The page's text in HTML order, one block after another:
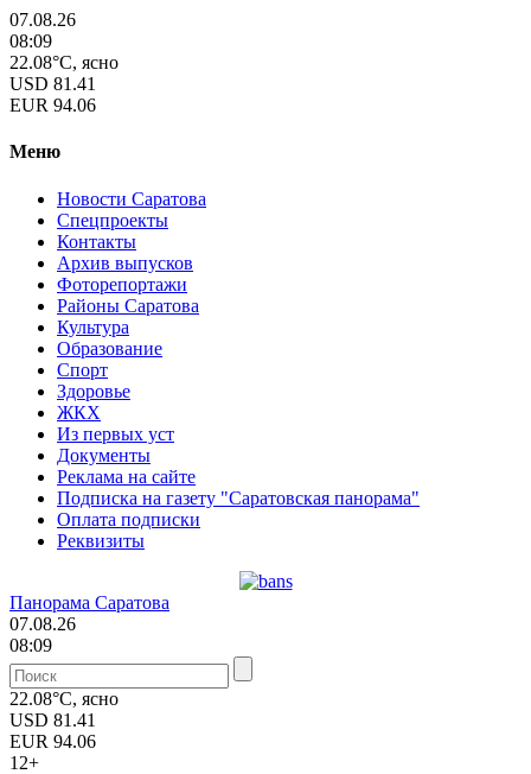
07.08.26
08:09
22.08°C, ясно
USD 81.41
EUR 94.06
Меню
Новости Саратова
Спецпроекты
Контакты
Архив выпусков
Фоторепортажи
Районы Саратова
Культура
Образование
Спорт
Здоровье
ЖКХ
Из пеpвых уст
Документы
Реклама на сайте
Подписка на газету "Саратовская панорама"
Оплата подписки
Реквизиты
Панорама Саратова
07.08.26
08:09
22.08°C, ясно
USD 81.41
EUR 94.06
12+